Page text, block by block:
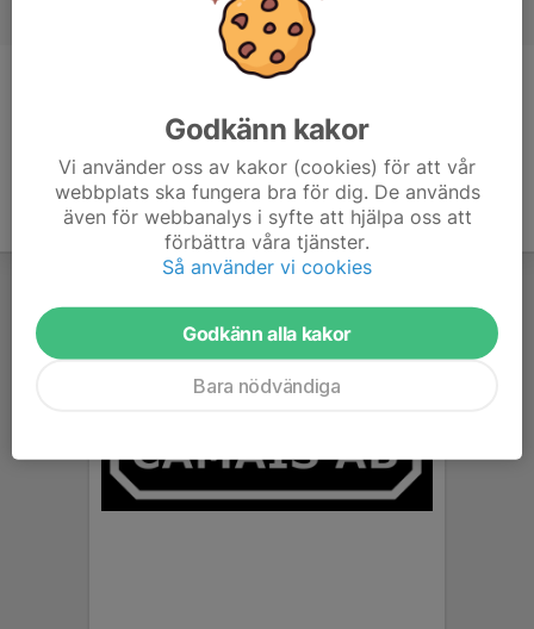
Godkänn kakor
Vi använder oss av kakor (cookies) för att vår
webbplats ska fungera bra för dig. De används
även för webbanalys i syfte att hjälpa oss att
förbättra våra tjänster.
Så använder vi cookies
Godkänn alla kakor
Bara nödvändiga